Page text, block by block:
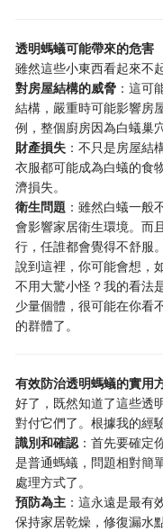
透明螞蟻可能帶來的危害
雖然這些小東西看起來不
對房屋結構的威脅 ：這可
結構，嚴重時可能影響房
例，整個廚房因為白蟻巢
財產損失 ：不只是房屋結
衣服都可能成為白蟻的食
濟損失。
衛生問題 ：雖然白蟻一般
會影響家居衛生環境。而
行，任誰都會覺得不舒服。
說到這裡，你可能會想，
不用大驚小怪？我的看法
少量個體，很可能在你看
的群體了。
有效防治透明螞蟻的實用
好了，既然知道了這些透
對付它們了。根據我的經
識別和確認：首先要確定
是普通螞蟻，問題相對簡
處理方式了。
預防為主 ：這永遠是最有
保持家居乾燥，修復漏水